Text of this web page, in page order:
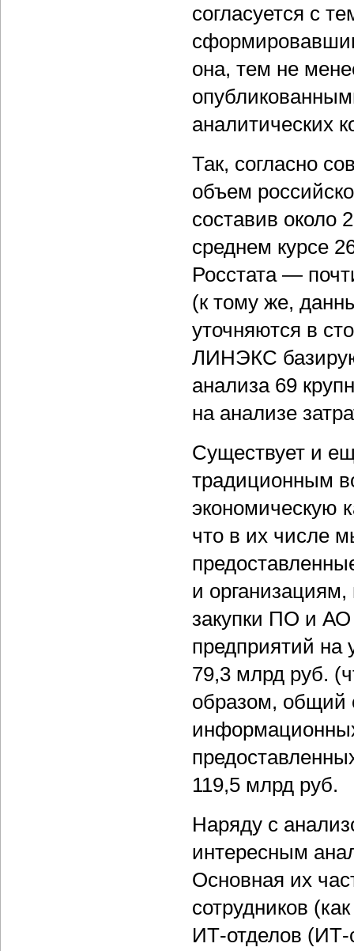
согласуется с
она, тем не
аналитических
Так, согласно
объем
составив около
среднем курсе
Росстата —
(к тому же,
уточняются в
ЛИНЭКС
анализа 69
на анализе
Существует и
традиционным
экономическую
что в их числе
и
закупки ПО и АО
предприятий на
79,3 млрд руб.
образом, общий
119,5 млрд руб.
Наряду с
интересным
Основная их
сотрудников
ИТ-отделов (ИТ-